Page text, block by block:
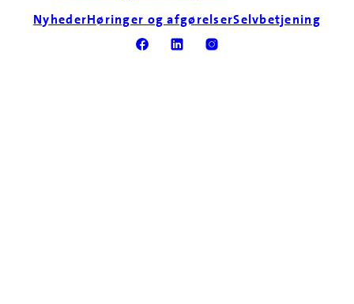
NyhederHøringer og afgørelserSelvbetjening